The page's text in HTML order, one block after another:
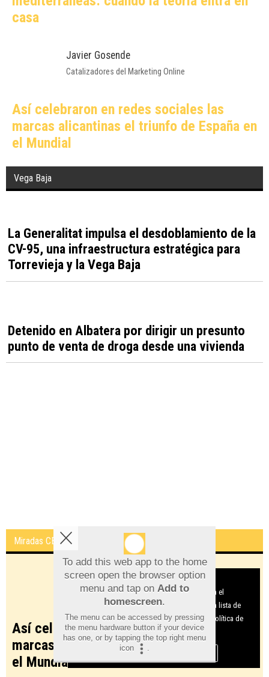
La Generalitat activa un refuerzo
extraordinario contra los incendios forestales
Villena celebra el XX aniversario de Leyendas
del Rock con 60 bandas internacionales
Desde el Club de las Buenas Decisiones
Cambio climático y ciudades
mediterráneas: cuando la teoría entra en
Javier Gosende
Catalizadores del Marketing Online
Aviso sobre el Uso de cookies:
Utilizamos cookies nuestras y de terceros para el
funcionamiento del digital. Puedes consultar la lista de
cookies y como desconectarlas. Ver nuestra Política de
Privacidad y Cookies
Aceptar Cookies
To add this web app to the home
screen open the browser option
menu and tap on Add to
homescreen.
The menu can be accessed by pressing
the menu hardware button if your device
has one, or by tapping the top right menu
icon
.